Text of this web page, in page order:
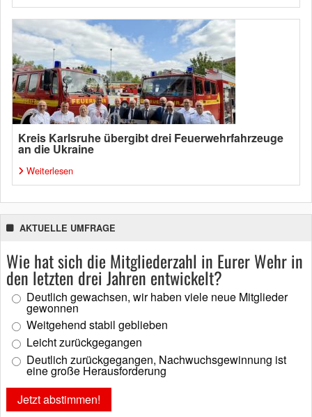
Kreis Karlsruhe übergibt drei Feuerwehrfahrzeuge
an die Ukraine
Weiterlesen
AKTUELLE UMFRAGE
Wie hat sich die Mitgliederzahl in Eurer Wehr in
den letzten drei Jahren entwickelt?
Deutlich gewachsen, wir haben viele neue Mitglieder
gewonnen
Weitgehend stabil geblieben
Leicht zurückgegangen
Deutlich zurückgegangen, Nachwuchsgewinnung ist
eine große Herausforderung